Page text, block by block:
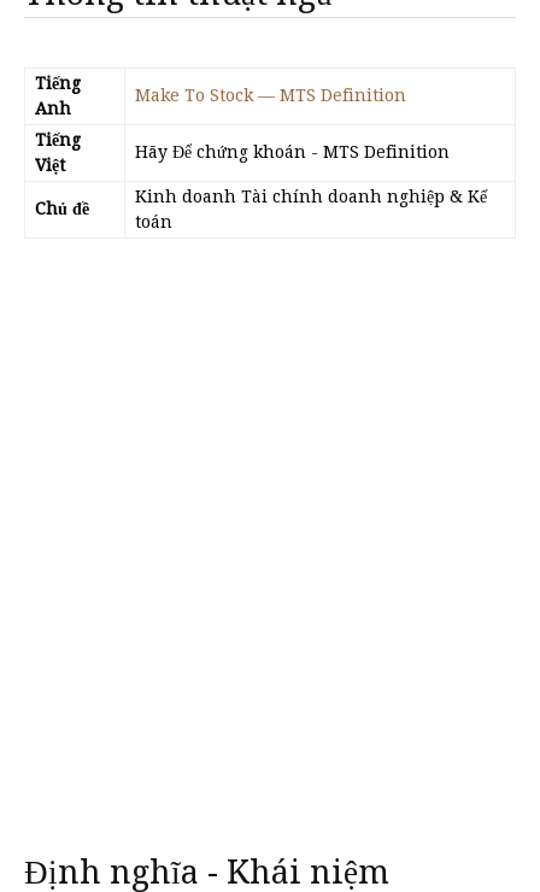
Tiếng
Anh
Make To Stock — MTS Definition
Tiếng
Việt
Hãy Để chứng khoán - MTS Definition
Chủ đề
Kinh doanh Tài chính doanh nghiệp & Kế
toán
Định nghĩa - Khái niệm